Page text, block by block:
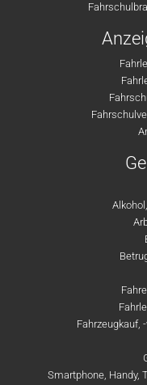
Fahrzeugkauf,
Smartphone, Handy,